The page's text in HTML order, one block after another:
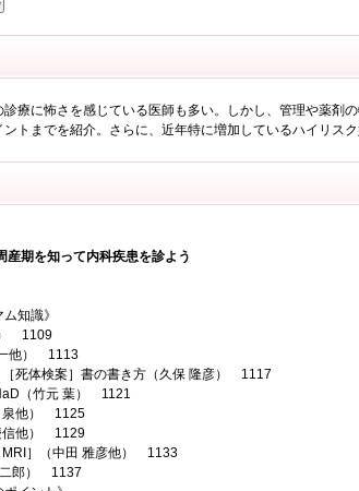
療に怖さを感じている医師も多い。しかし、管理や薬剤
トまでを紹介。さらに、近年特に増加しているハイリス
産期を知って内科疾患を診よう
知識》
） 1109
他） 1113
死体検案］書の書き方（久保 隆彦） 1117
（竹元 葉） 1121
泉他） 1125
信他） 1129
MRI］（中田 雅彦他） 1133
二郎） 1137